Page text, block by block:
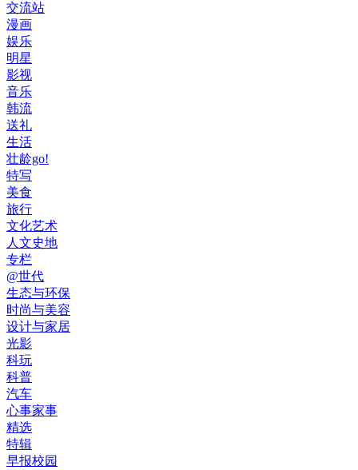
交流站
漫画
娱乐
明星
影视
音乐
韩流
送礼
生活
壮龄go!
特写
美食
旅行
文化艺术
人文史地
专栏
@世代
生态与环保
时尚与美容
设计与家居
光影
科玩
科普
汽车
心事家事
精选
特辑
早报校园